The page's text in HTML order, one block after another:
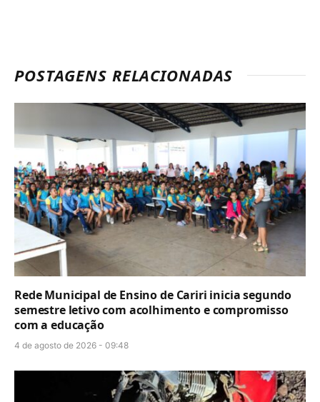
POSTAGENS RELACIONADAS
Rede Municipal de Ensino de Cariri inicia segundo
semestre letivo com acolhimento e compromisso
com a educação
4 de agosto de 2026 - 09:48